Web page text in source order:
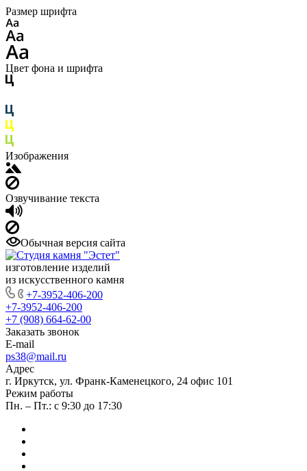
Размер шрифта
Цвет фона и шрифта
Изображения
Озвучивание текста
Обычная версия сайта
изготовление изделий
из искусственного камня
+7-3952-406-200
+7-3952-406-200
+7 (908) 664-62-00
Заказать звонок
E-mail
ps38@mail.ru
Адрес
г. Иркутск, ул. Франк-Каменецкого, 24 офис 101
Режим работы
Пн. – Пт.: с 9:30 до 17:30